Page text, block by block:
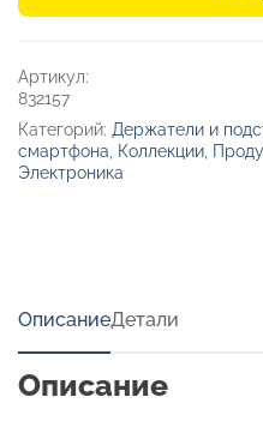
для
Артикул:
832157
Категорий: Держатели и
смартфона
Коллекции
Электроника
ОписаниеДетали
Описание